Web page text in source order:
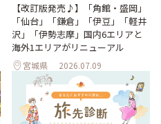
【改訂版発売♪】「角館・盛岡」
「仙台」「鎌倉」「伊豆」「軽井
沢」「伊勢志摩」国内6エリアと
海外1エリアがリニューアル
宮城県 2026.07.09